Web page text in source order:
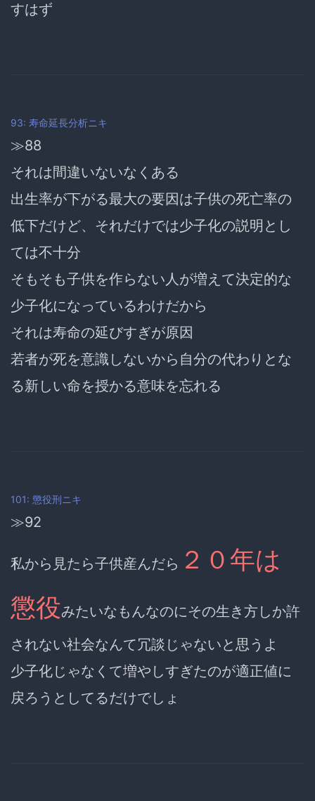
すはず
93: 寿命延長分析ニキ
≫88
それは間違いないなくある
出生率が下がる最大の要因は子供の死亡率の
低下だけど、それだけでは少子化の説明とし
ては不十分
そもそも子供を作らない人が増えて決定的な
少子化になっているわけだから
それは寿命の延びすぎが原因
若者が死を意識しないから自分の代わりとな
る新しい命を授かる意味を忘れる
101: 懲役刑ニキ
≫92
私から見たら子供産んだら ２０年は
懲役みたいなもんなのにその生き方しか許
されない社会なんて冗談じゃないと思うよ
少子化じゃなくて増やしすぎたのが適正値に
戻ろうとしてるだけでしょ